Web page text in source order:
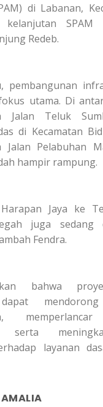
di Labanan,
SPAM
Redeb.
pembangunan
utama. Di
Jalan Teluk
di Kecamatan
Jalan Pelabuhan
hampir rampung.
Jaya ke
juga sedang
Fendra.
bahwa
mendorong
serta
layanan
AMALIA